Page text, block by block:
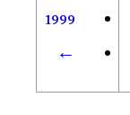
1999
←